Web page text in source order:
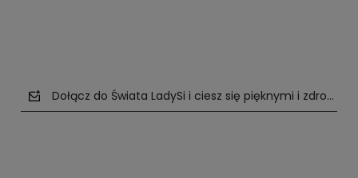
Dołącz do Świata LadySi i ciesz się pięknymi i